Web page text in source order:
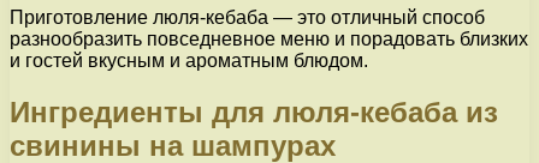
Приготовление люля-кебаба — это отличный способ
разнообразить повседневное меню и порадовать близких
и гостей вкусным и ароматным блюдом.
Ингредиенты для люля-кебаба из
свинины на шампурах